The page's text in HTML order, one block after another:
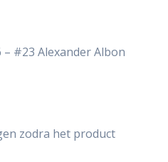
– #23 Alexander Albon
zodra het product